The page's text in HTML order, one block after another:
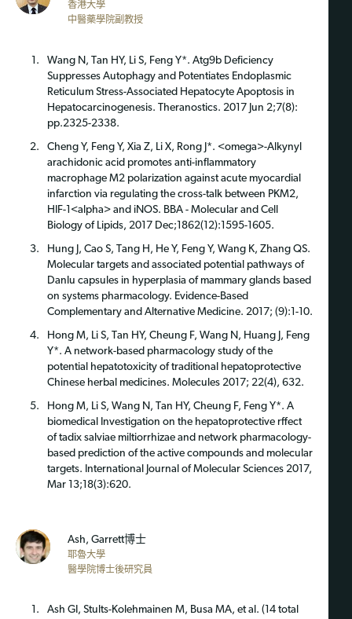
香港大學
中醫藥學院副教授
Wang N, Tan HY, Li S, Feng Y*. Atg9b Deficiency
Suppresses Autophagy and Potentiates Endoplasmic
Reticulum Stress-Associated Hepatocyte Apoptosis in
Hepatocarcinogenesis. Theranostics. 2017 Jun 2;7(8):
pp.2325-2338.
Cheng Y, Feng Y, Xia Z, Li X, Rong J*. <omega>-Alkynyl
arachidonic acid promotes anti-inflammatory
macrophage M2 polarization against acute myocardial
infarction via regulating the cross-talk between PKM2,
HIF-1<alpha> and iNOS. BBA - Molecular and Cell
Biology of Lipids, 2017 Dec;1862(12):1595-1605.
Hung J, Cao S, Tang H, He Y, Feng Y, Wang K, Zhang QS.
Molecular targets and associated potential pathways of
Danlu capsules in hyperplasia of mammary glands based
on systems pharmacology. Evidence-Based
Complementary and Alternative Medicine. 2017; (9):1-10.
Hong M, Li S, Tan HY, Cheung F, Wang N, Huang J, Feng
Y*. A network-based pharmacology study of the
potential hepatotoxicity of traditional hepatoprotective
Chinese herbal medicines. Molecules 2017; 22(4), 632.
Hong M, Li S, Wang N, Tan HY, Cheung F, Feng Y*. A
biomedical Investigation on the hepatoprotective rffect
of tadix salviae miltiorrhizae and network pharmacology-
based prediction of the active compounds and molecular
targets. International Journal of Molecular Sciences 2017,
Mar 13;18(3):620.
Ash, Garrett博士
耶魯大學
醫學院博士後研究員
Ash GI, Stults-Kolehmainen M, Busa MA, et al. (14 total